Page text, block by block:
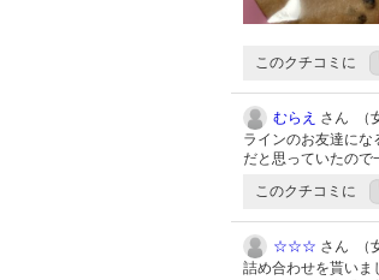
このクチコミに
むらえ さん （
ラインのお友達に
だと思っていたので
このクチコミに
☆☆☆ さん （
詰め合わせを貰いま